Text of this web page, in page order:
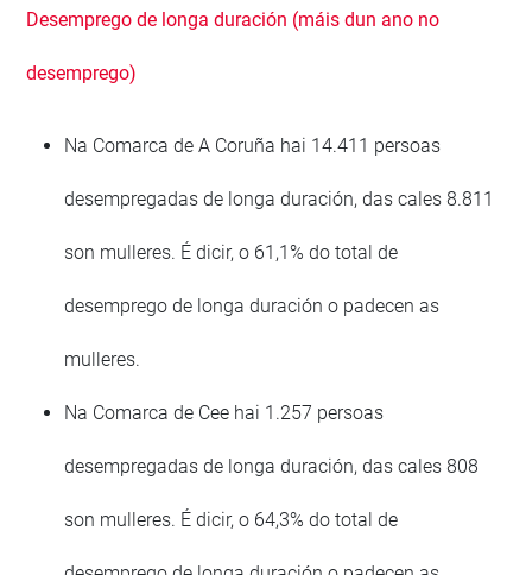
Desemprego de longa duración (máis dun ano no
desemprego)
Na Comarca de A Coruña hai 14.411 persoas
desempregadas de longa duración, das cales 8.811
son mulleres. É dicir, o 61,1% do total de
desemprego de longa duración o padecen as
mulleres.
Na Comarca de Cee hai 1.257 persoas
desempregadas de longa duración, das cales 808
son mulleres. É dicir, o 64,3% do total de